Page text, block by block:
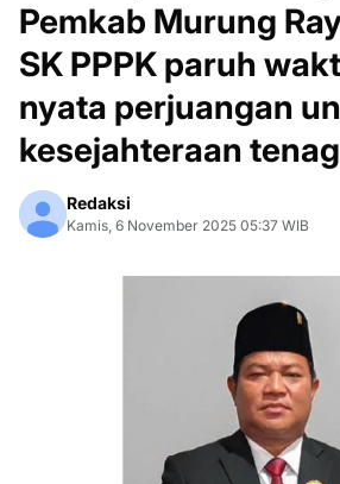
Pemkab Murung
SK PPPK paruh
nyata perjuangan
kesejahteraan
Redaksi
Kamis, 6 November 2025 05:37 WIB